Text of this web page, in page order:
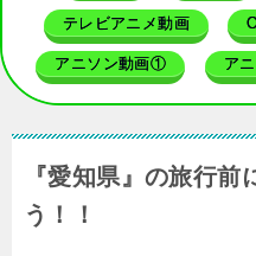
テレビアニメ動画
アニソン動画① ア
『愛知県』の旅行前
う！！